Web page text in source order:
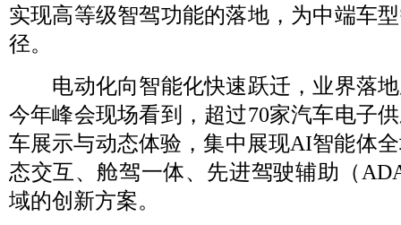
实现高等级智驾功能的落地，为中端车
径。
电动化向智能化快速跃迁，业界落地
今年峰会现场看到，超过70家汽车电子
车展示与动态体验，集中展现AI智能体
态交互、舱驾一体、先进驾驶辅助（
域的创新方案。